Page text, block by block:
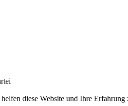
diese Website und Ihre